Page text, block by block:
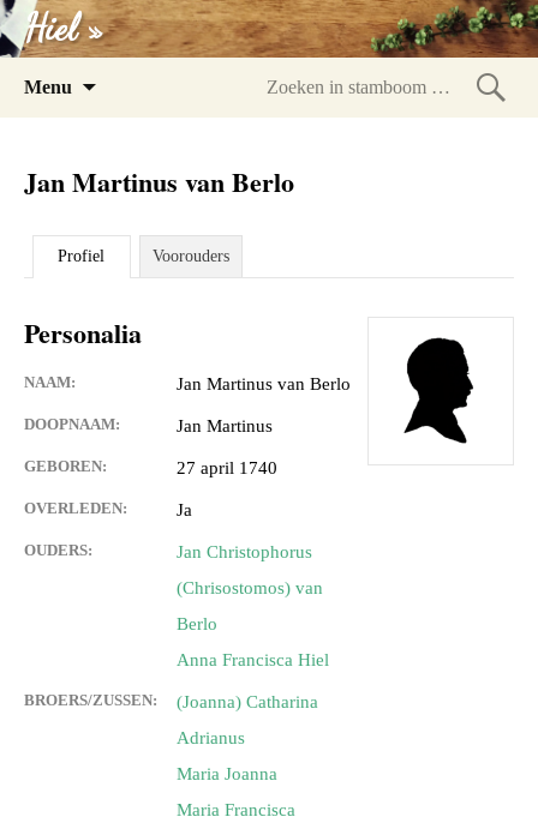
Hiel »
Menu
Jan Martinus van Berlo
Profiel Voorouders
Personalia
NAAM: Jan Martinus van Berlo
DOOPNAAM: Jan Martinus
GEBOREN: 27 april 1740
OVERLEDEN: Ja
OUDERS:
Jan Christophorus
(Chrisostomos) van
Berlo
Anna Francisca Hiel
BROERS/ZUSSEN:
(Joanna) Catharina
Adrianus
Maria Joanna
Maria Francisca